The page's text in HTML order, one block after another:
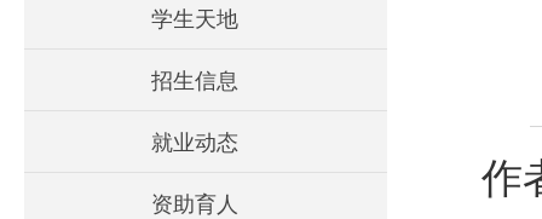
学生天地
招生信息
就业动态
资助育人
作